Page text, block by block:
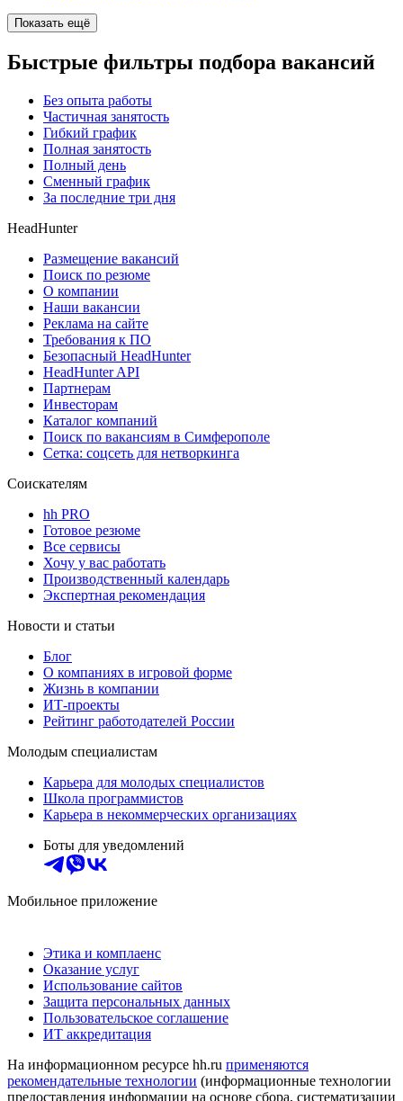
Показать ещё
Быстрые фильтры подбора вакансий
Без опыта работы
Частичная занятость
Гибкий график
Полная занятость
Полный день
Сменный график
За последние три дня
HeadHunter
Размещение вакансий
Поиск по резюме
О компании
Наши вакансии
Реклама на сайте
Требования к ПО
Безопасный HeadHunter
HeadHunter API
Партнерам
Инвесторам
Каталог компаний
Поиск по вакансиям в Симферополе
Сетка: соцсеть для нетворкинга
Соискателям
hh PRO
Готовое резюме
Все сервисы
Хочу у вас работать
Производственный календарь
Экспертная рекомендация
Новости и статьи
Блог
О компаниях в игровой форме
Жизнь в компании
ИТ-проекты
Рейтинг работодателей России
Молодым специалистам
Карьера для молодых специалистов
Школа программистов
Карьера в некоммерческих организациях
Боты для уведомлений
Мобильное приложение
Этика и комплаенс
Оказание услуг
Использование сайтов
Защита персональных данных
Пользовательское соглашение
ИТ аккредитация
На информационном ресурсе hh.ru применяются
рекомендательные технологии (информационные технологии
предоставления информации на основе сбора, систематизации